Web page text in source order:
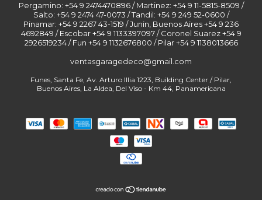
Pergamino: +54 9 2474470896 / Martinez: +54 9 11-5815-8509 /
Salto: +54 9 2474 47-0073 / Tandil: +54 9 249 52-0600 /
Pinamar: +54 9 2267 43-1519 / Junin, Buenos Aires +54 9 236
4692849 / Escobar +54 9 1133397097 / Coronel Suarez +54 9
2926519234 / Fun
ventasgaragedeco@gmail.com